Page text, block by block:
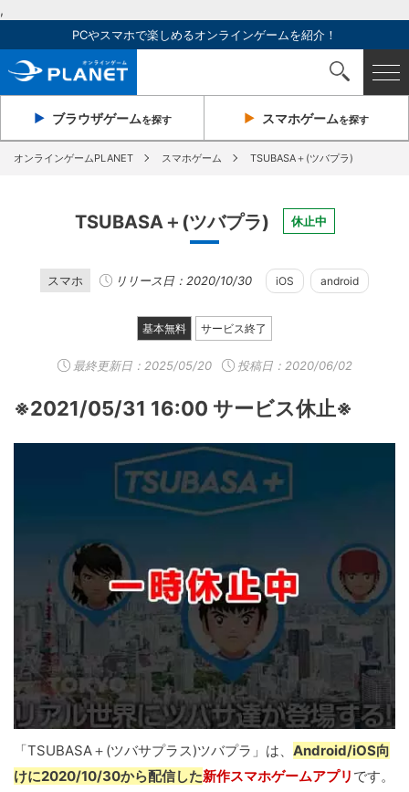
,
PCやスマホで楽しめるオンラインゲームを紹介！
ブラウザゲームを探す スマホゲームを探す
オンラインゲームPLANET スマホゲーム TSUBASA＋(ツバプラ)
TSUBASA＋(ツバプラ) 休止中
スマホ リリース日：2020/10/30 iOS android
基本無料 サービス終了
最終更新日： 2025/05/20 投稿日：2020/06/02
※2021/05/31 16:00 サービス休止※
「TSUBASA＋(ツバサプラス)ツバプラ」は、 Android/iOS向
けに2020/10/30から配信した新作スマホゲームアプリ です。